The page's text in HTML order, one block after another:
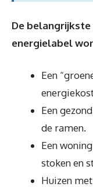
De belangrijkste
energielabel
Een
Een
de ramen.
Een
stoken en
Huizen